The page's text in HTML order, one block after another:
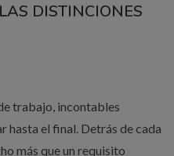
DISTINCIONES
trabajo, incontables
hasta el final. Detrás de cada
más que un requisito